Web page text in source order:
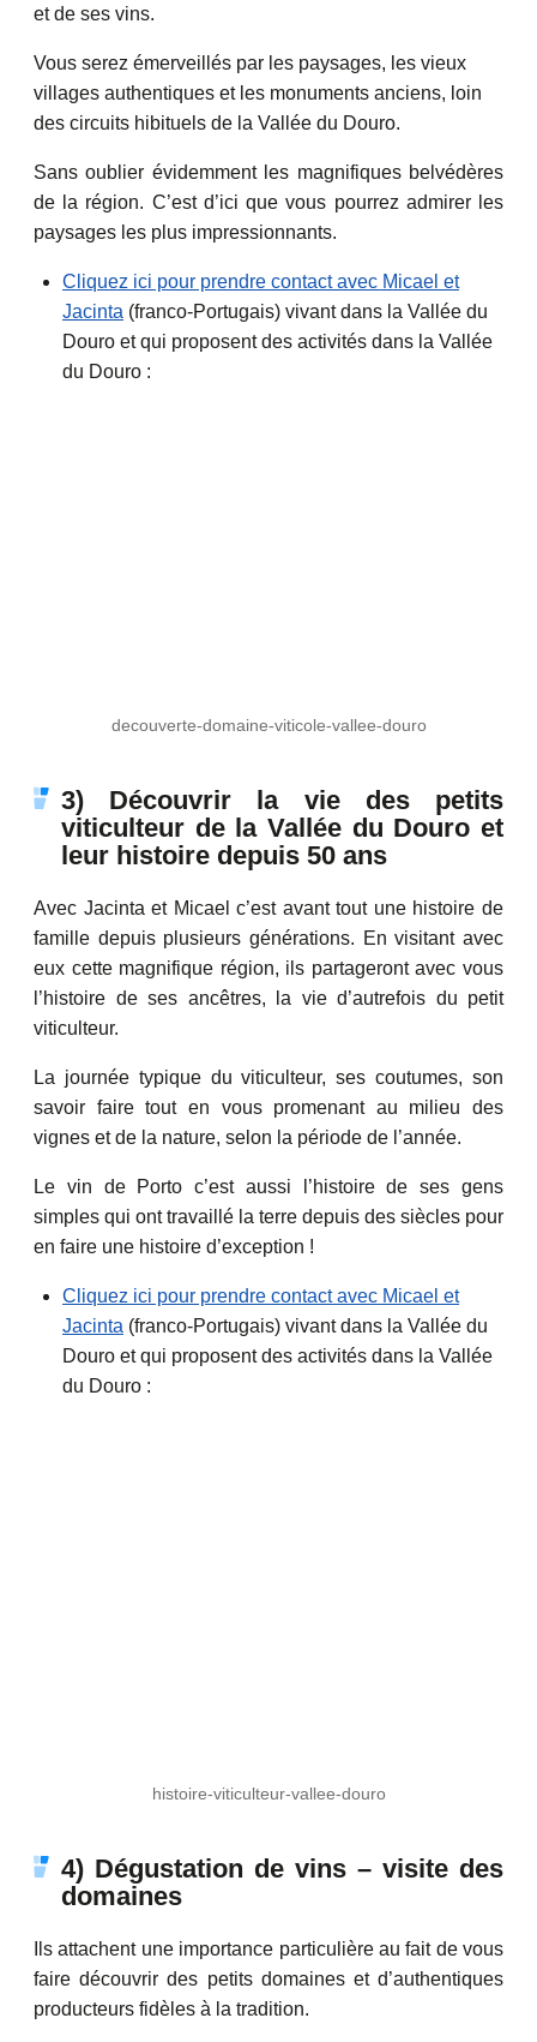
et de ses vins.
Vous serez émerveillés par les paysages, les vieux
villages authentiques et les monuments anciens, loin
des circuits hibituels de la Vallée du Douro.
Sans oublier évidemment les magnifiques belvédères
de la région. C’est d’ici que vous pourrez admirer les
paysages les plus impressionnants.
Cliquez ici pour prendre contact avec Micael et
Jacinta (franco-Portugais) vivant dans la Vallée du
Douro et qui proposent des activités dans la Vallée
du Douro :
decouverte-domaine-viticole-vallee-douro
3) Découvrir la vie des petits
viticulteur de la Vallée du Douro et
leur histoire depuis 50 ans
Avec Jacinta et Micael c’est avant tout une histoire de
famille depuis plusieurs générations. En visitant avec
eux cette magnifique région, ils partageront avec vous
l’histoire de ses ancêtres, la vie d’autrefois du petit
viticulteur.
La journée typique du viticulteur, ses coutumes, son
savoir faire tout en vous promenant au milieu des
vignes et de la nature, selon la période de l’année.
Le vin de Porto c’est aussi l’histoire de ses gens
simples qui ont travaillé la terre depuis des siècles pour
en faire une histoire d’exception !
Cliquez ici pour prendre contact avec Micael et
Jacinta (franco-Portugais) vivant dans la Vallée du
Douro et qui proposent des activités dans la Vallée
du Douro :
histoire-viticulteur-vallee-douro
4) Dégustation de vins – visite des
domaines
Ils attachent une importance particulière au fait de vous
faire découvrir des petits domaines et d’authentiques
producteurs fidèles à la tradition.